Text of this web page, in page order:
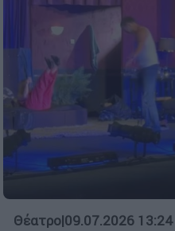
Θέατρο|09.07.2026 13:24